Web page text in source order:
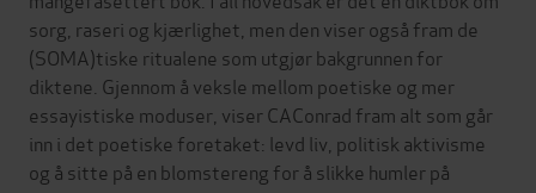
sorg, raseri og kjærlighet, men den viser også fram de
(SOMA)tiske ritualene som utgjør bakgrunnen for
diktene. Gjennom å veksle mellom poetiske og mer
essayistiske moduser, viser CAConrad fram alt som går
inn i det poetiske foretaket: levd liv, politisk aktivisme
og å sitte på en blomstereng for å slikke humler på